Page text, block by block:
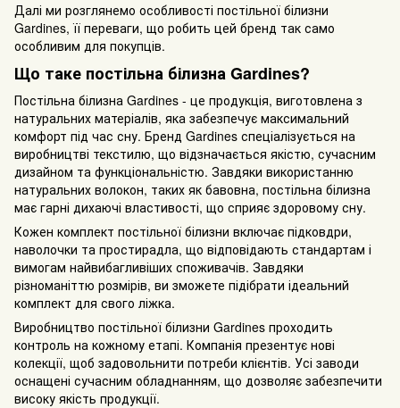
Далі ми розглянемо особливості постільної білизни
Gardines, її переваги, що робить цей бренд так само
особливим для покупців.
Що таке постільна білизна Gardines?
Постільна білизна Gardines - це продукція, виготовлена з
натуральних матеріалів, яка забезпечує максимальний
комфорт під час сну. Бренд Gardines спеціалізується на
виробництві текстилю, що відзначається якістю, сучасним
дизайном та функціональністю. Завдяки використанню
натуральних волокон, таких як бавовна, постільна білизна
має гарні дихаючі властивості, що сприяє здоровому сну.
Кожен комплект постільної білизни включає підковдри,
наволочки та простирадла, що відповідають стандартам і
вимогам найвибагливіших споживачів. Завдяки
різноманіттю розмірів, ви зможете підібрати ідеальний
комплект для свого ліжка.
Виробництво постільної білизни Gardines проходить
контроль на кожному етапі. Компанія презентує нові
колекції, щоб задовольнити потреби клієнтів. Усі заводи
оснащені сучасним обладнанням, що дозволяє забезпечити
високу якість продукції.